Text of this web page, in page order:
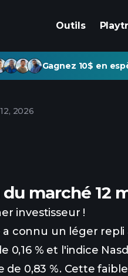
Outils
Gagnez 10$ en
2026
marché 12
investisseur !
a connu un léger repli
0,16 % et l'indice
de 0,83 %. Cette